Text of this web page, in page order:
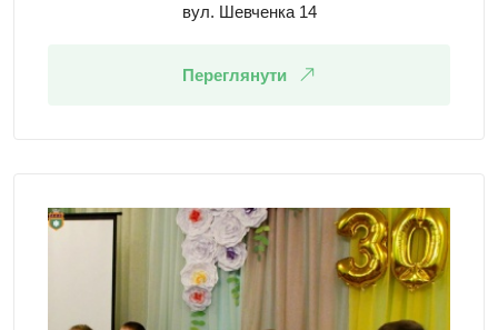
вул. Шевченка 14
Переглянути